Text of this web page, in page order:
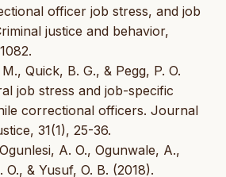
officer job stress, and job
justice and behavior,
Quick, B. G., & Pegg, P. O.
job stress and job-specific
correctional officers. Journal
31(1), 25-36.
A. O., Ogunwale, A.,
& Yusuf, O. B. (2018).